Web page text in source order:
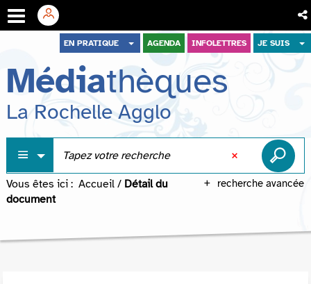
menu
contenu
recherche
EN PRATIQUE AGENDA INFOLETTRES JE SUIS
Médiathèques
La Rochelle Agglo
recherche avancée
Vous êtes ici : Accueil / Détail du
document